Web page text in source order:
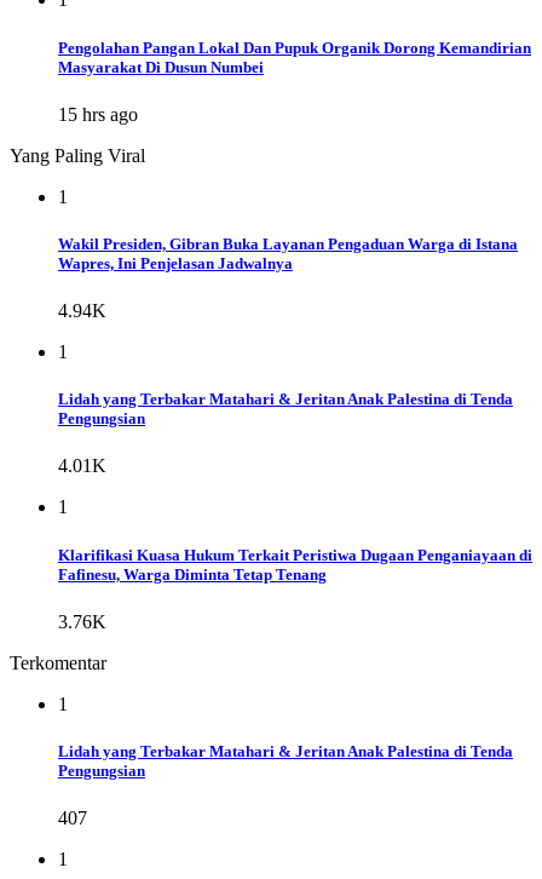
Pengolahan Pangan Lokal Dan Pupuk Organik Dorong Kemandirian
Masyarakat Di Dusun Numbei
15 hrs ago
Yang Paling Viral
1
Wakil Presiden, Gibran Buka Layanan Pengaduan Warga di Istana
Wapres, Ini Penjelasan Jadwalnya
4.94K
1
Lidah yang Terbakar Matahari & Jeritan Anak Palestina di Tenda
Pengungsian
4.01K
1
Klarifikasi Kuasa Hukum Terkait Peristiwa Dugaan Penganiayaan di
Fafinesu, Warga Diminta Tetap Tenang
3.76K
Terkomentar
1
Lidah yang Terbakar Matahari & Jeritan Anak Palestina di Tenda
Pengungsian
407
1